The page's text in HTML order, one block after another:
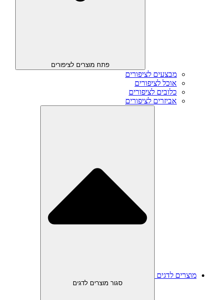
פתח מוצרים לציפורים
מבצעים לציפורים
אוכל לציפורים
כלובים לציפורים
אביזרים לציפורים
מוצרים לדגים
סגור מוצרים לדגים